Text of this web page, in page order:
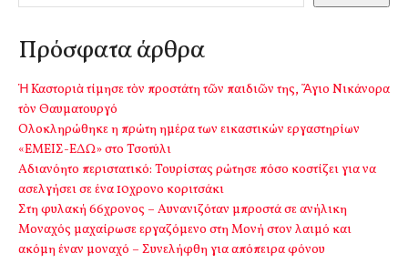
Πρόσφατα άρθρα
Ἡ Καστοριὰ τίμησε τὸν προστάτη τῶν παιδιῶν της, Ἅγιο Νικάνορα
τὸν Θαυματουργό
Ολοκληρώθηκε η πρώτη ημέρα των εικαστικών εργαστηρίων
«ΕΜΕΙΣ-ΕΔΩ» στο Τσοτύλι
Αδιανόητο περιστατικό: Τουρίστας ρώτησε πόσο κοστίζει για να
ασελγήσει σε ένα 10χρονο κοριτσάκι
Στη φυλακή 66χρονος – Αυνανιζόταν μπροστά σε ανήλικη
Μοναχός μαχαίρωσε εργαζόμενο στη Μονή στον λαιμό και
ακόμη έναν μοναχό – Συνελήφθη για απόπειρα φόνου